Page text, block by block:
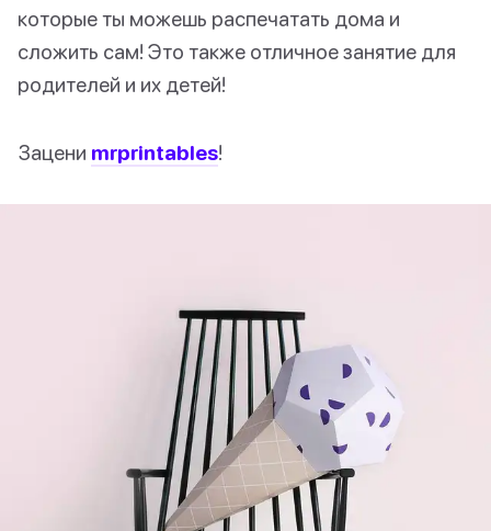
которые ты можешь распечатать дома и
сложить сам! Это также отличное занятие для
родителей и их детей!
Зацени mrprintables!